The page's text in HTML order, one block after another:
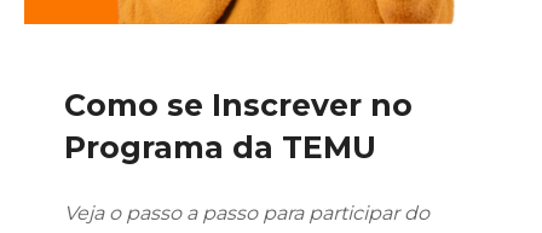
Como se Inscrever no
Programa da TEMU
Veja o passo a passo para participar do